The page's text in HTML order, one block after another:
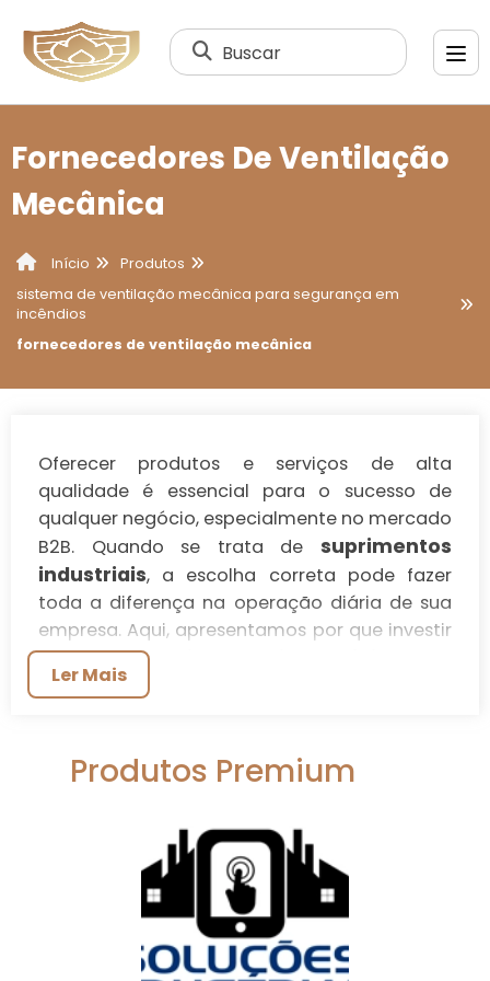
Buscar
Fornecedores De Ventilação
Mecânica
Início
Produtos
sistema de ventilação mecânica para segurança em
incêndios
fornecedores de ventilação mecânica
Oferecer produtos e serviços de alta
qualidade é essencial para o sucesso de
qualquer negócio, especialmente no mercado
B2B. Quando se trata de suprimentos
industriais, a escolha correta pode fazer
toda a diferença na operação diária de sua
empresa. Aqui, apresentamos por que investir
em nossossuprimentos industriais
decisão inteligente e estratégica.
DIFERENÇA
industriais não deve ser subestimada. Um
fornecimento inadequado pode causar
interrupções na produção, atrasos nas
entregas e, consequentemente, prejuízos
financeiros significativos. Ao escolher nossos
Ler Mais
Produtos Premium